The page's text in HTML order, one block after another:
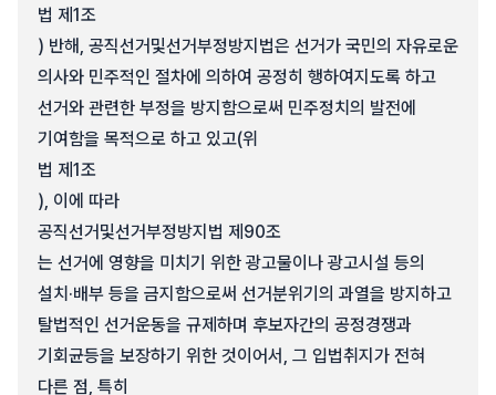
법 제1조
) 반해, 공직선거및선거부정방지법은 선거가 국민의 자유로운
의사와 민주적인 절차에 의하여 공정히 행하여지도록 하고
선거와 관련한 부정을 방지함으로써 민주정치의 발전에
기여함을 목적으로 하고 있고(위
법 제1조
), 이에 따라
공직선거및선거부정방지법 제90조
는 선거에 영향을 미치기 위한 광고물이나 광고시설 등의
설치·배부 등을 금지함으로써 선거분위기의 과열을 방지하고
탈법적인 선거운동을 규제하며 후보자간의 공정경쟁과
기회균등을 보장하기 위한 것이어서, 그 입법취지가 전혀
다른 점, 특히